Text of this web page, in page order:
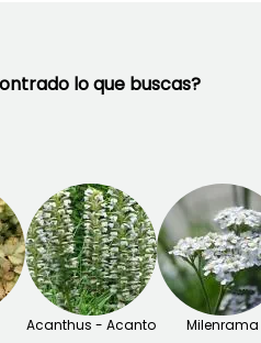
de blanco y
simplemente
húmedos.
, también
como Ranúnculo
es unaplanta
acuáticao de
lo que buscas?
Acanthus - Acanto Milenrama